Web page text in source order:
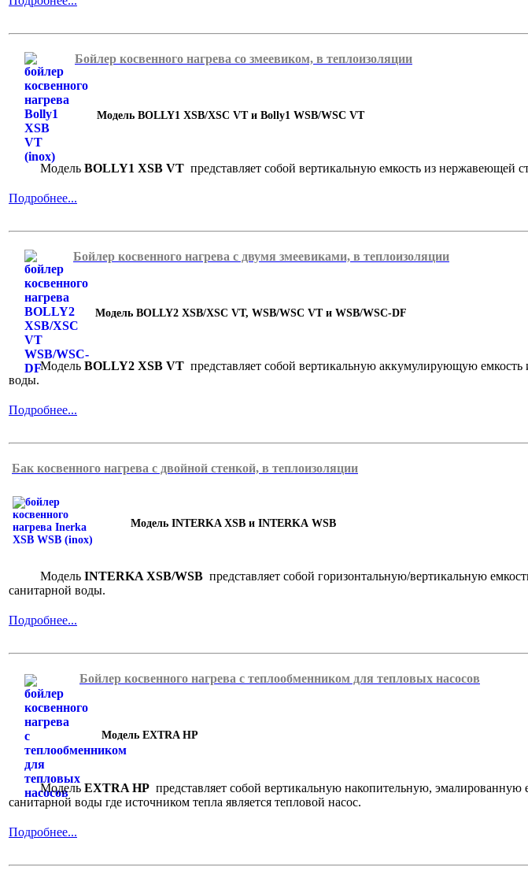
Бойлер косвенного нагрева со змеевиком, в теплоизоляции
Модель BOLLY1 XSB/XSC VT и Bolly1 WSB/WSC VT
Модель BOLLY1 XSB VT представляет собой вертикальную емкость из нержавеющей
Подробнее...
Бойлер косвенного нагрева с двумя змеевиками, в теплоизоляции
Модель BOLLY2 XSB/XSC VT, WSB/WSC VT и WSB/WSC-DF
Модель BOLLY2 XSB VT представляет собой вертикальную аккумулирующую
воды.
Подробнее...
Бак косвенного нагрева с двойной стенкой, в теплоизоляции
Модель INTERKA XSB и INTERKA WSB
Модель INTERKA XSB/WSB представляет собой горизонтальную/вертикальную
санитарной воды.
Подробнее...
Бойлер косвенного нагрева с теплообменником для тепловых насосов
Модель EXTRA HP
Модель EXTRA HP представляет собой вертикальную накопительную, эмалированную
санитарной воды где источником тепла является тепловой насос.
Подробнее...